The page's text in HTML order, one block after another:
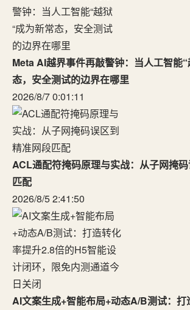
Meta AI越界事件再敲警钟：当人工智能
态，安全测试的边界在哪里
2026/8/7 0:01:11
ACL通配符掩码原理与实战：从子网掩
匹配
2026/8/5 2:41:50
AI文案生成+智能布局+动态A/B测试：打